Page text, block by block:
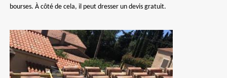
bourses. À côté de cela, il peut dresser un devis gratuit.